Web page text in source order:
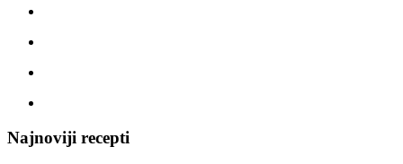
Najnoviji recepti